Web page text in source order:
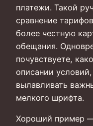
платежи. Такой
сравнение
более честную
обещания.
почувствуете,
описании
вылавливать
мелкого шрифта.
Хороший пример